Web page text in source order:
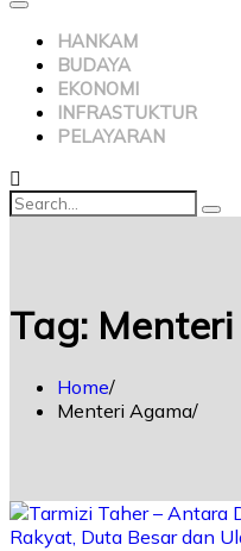
HANKAM
BUDAYA
EKONOMI
INFRASTUKTUR
PELAYARAN
Tag:
Home
Menteri Agama